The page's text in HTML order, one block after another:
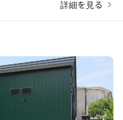
詳細を見る